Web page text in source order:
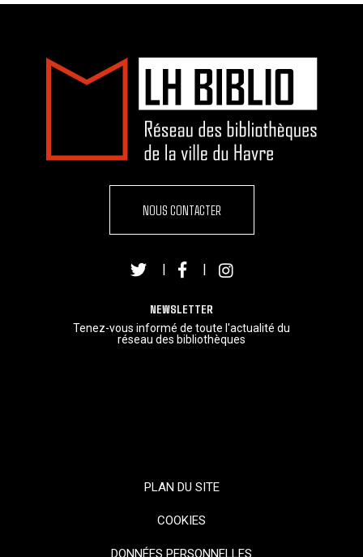
NOUS CONTACTER
| |
NEWSLETTER
Tenez-vous informé de toute l'actualité du
réseau des bibliothèques
PLAN DU SITE
COOKIES
DONNÉES PERSONNELLES